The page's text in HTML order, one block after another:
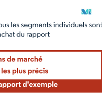
nécessite une attribution sous CC BY